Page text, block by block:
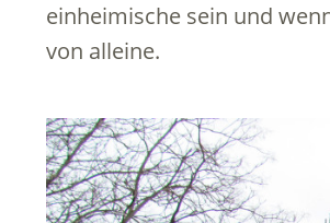
einheimische sein und
von alleine.